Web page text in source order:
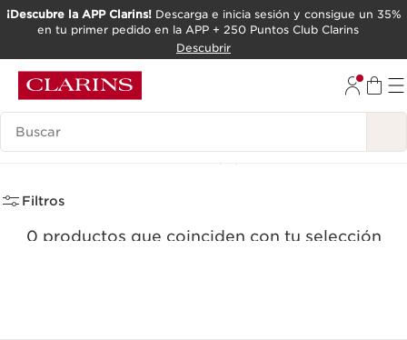
IR AL CONTENIDO
¡Descubre la APP Clarins!Descarga e inicia sesión y consigue un 35%
en tu primer pedido en la APP + 250 Puntos Club Clarins
Descubrir
Leyenda
Nuestra Selección (0)
Filtros
0 productos que coinciden con tu selección